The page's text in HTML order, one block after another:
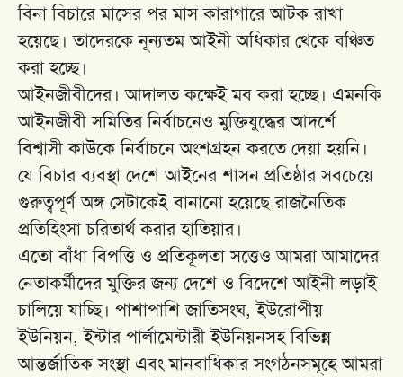
বিনা বিচারে মাসের পর মাস কারাগারে আটক রাখা
হয়েছে। তাদেরকে নূন্যতম আইনী অধিকার থেকে বঞ্চিত
করা হচ্ছে।
আইনজীবীদের। আদালত কক্ষেই মব করা হচ্ছে। এমনকি
আইনজীবী সমিতির নির্বাচনেও মুক্তিযুদ্ধের আদর্শে
বিশ্বাসী কাউকে নির্বাচনে অংশগ্রহন করতে দেয়া হয়নি।
যে বিচার ব্যবস্থা দেশে আইনের শাসন প্রতিষ্ঠার সবচেয়ে
গুরুত্বপূর্ণ অঙ্গ সেটাকেই বানানো হয়েছে রাজনৈতিক
প্রতিহিংসা চরিতার্থ করার হাতিয়ার।
এতো বাঁধা বিপত্তি ও প্রতিকূলতা সত্তেও আমরা আমাদের
নেতাকর্মীদের মুক্তির জন্য দেশে ও বিদেশে আইনী লড়াই
চালিয়ে যাচ্ছি। পাশাপাশি জাতিসংঘ, ইউরোপীয়
ইউনিয়ন, ইন্টার পার্লামেন্টারী ইউনিয়নসহ বিভিন্ন
আন্তর্জাতিক সংস্থা এবং মানবাধিকার সংগঠনসমূহে আমরা